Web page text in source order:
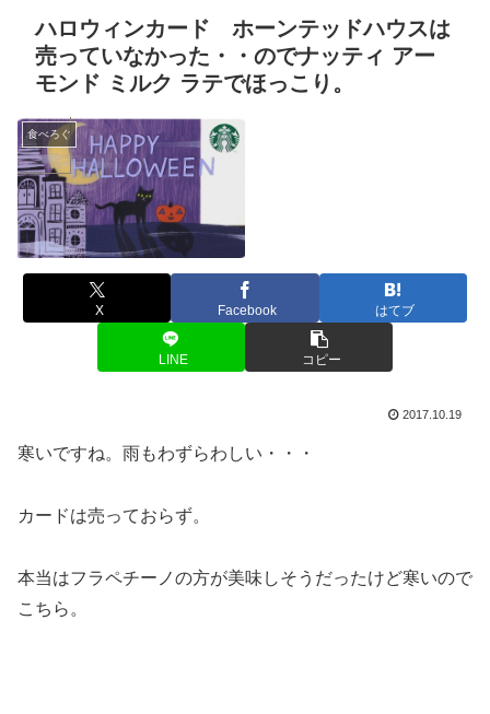
ハロウィンカード ホーンテッドハウスは
売っていなかった・・のでナッティ アー
モンド ミルク ラテでほっこり。
食べろぐ
X Facebook はてブ
LINE コピー
2017.10.19
寒いですね。雨もわずらわしい・・・
カードは売っておらず。
本当はフラペチーノの方が美味しそうだったけど寒いので
こちら。